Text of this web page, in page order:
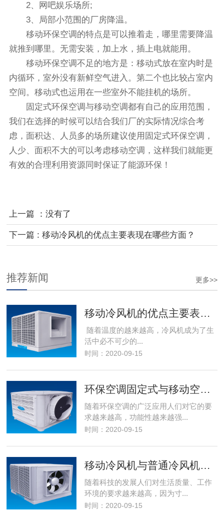
2、网吧娱乐场所;
3、局部小范围的厂房降温。
移动环保空调的特点是可以推着走，哪里需要降温
就推到哪里。无需安装，加上水，插上电就能用。
移动环保空调不足的地方是：移动式放在室内时是
内循环，室外没有新鲜空气进入。第二个也比较占室内
空间。移动式也运用在一些室外不能挂机的场所。
固定式环保空调与移动空调都有自己的应用范围，
我们在选择的时候可以结合我们厂的实际情况综合考
虑，面积达、人员多的场所建议使用固定式环保空调，
人少、面积不大的可以考虑移动空调，这样我们就能更
有效的合理利用资源同时保证了能源环保！
上一篇 ：没有了
下一篇 : 移动冷风机的优点主要表现在哪些方面？
更多>>
推荐新闻
随着温度的越来越高，冷风机成为了生
活中必不可少的...
时间：2020-09-15
随着环保空调的广泛应用人们对它的要
求越来越高，功能性越来越强...
时间：2020-09-15
移动冷风机与普通冷风机的分别
随着科技的发展人们对生活质量、工作
环境的要求越来越高，因为寸...
时间：2020-09-15